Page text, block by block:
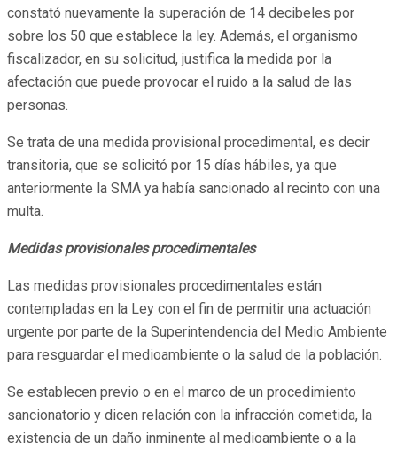
constató nuevamente la superación de 14 decibeles por
sobre los 50 que establece la ley. Además, el organismo
fiscalizador, en su solicitud, justifica la medida por la
afectación que puede provocar el ruido a la salud de las
personas.
Se trata de una medida provisional procedimental, es decir
transitoria, que se solicitó por 15 días hábiles, ya que
anteriormente la SMA ya había sancionado al recinto con una
multa.
Medidas provisionales procedimentales
Las medidas provisionales procedimentales están
contempladas en la Ley con el fin de permitir una actuación
urgente por parte de la Superintendencia del Medio Ambiente
para resguardar el medioambiente o la salud de la población.
Se establecen previo o en el marco de un procedimiento
sancionatorio y dicen relación con la infracción cometida, la
existencia de un daño inminente al medioambiente o a la